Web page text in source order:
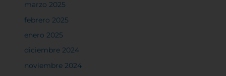
marzo 2025
febrero 2025
enero 2025
diciembre 2024
noviembre 2024